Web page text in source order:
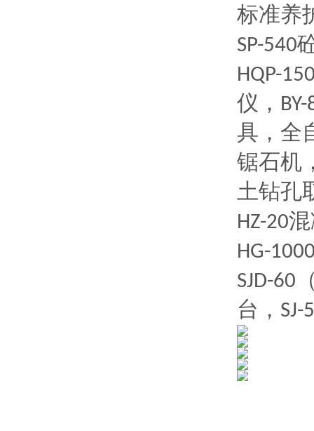
标准养
SP-540
HQP-
仪，
具，全
锯石机
土钻孔
HZ-20
HG-
SJD-60
台， SJ-5